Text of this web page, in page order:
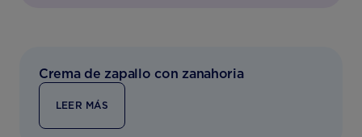
Crema de zapallo con zanahoria
LEER MÁS